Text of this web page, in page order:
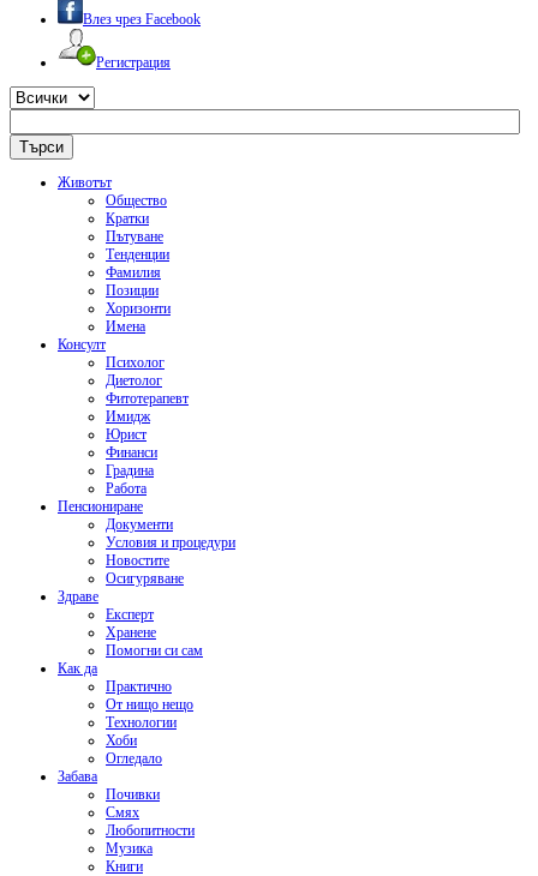
Влез чрез Facebook
Регистрация
Животът
Общество
Кратки
Пътуване
Тенденции
Фамилия
Позиции
Хоризонти
Имена
Консулт
Психолог
Диетолог
Фитотерапевт
Имидж
Юрист
Финанси
Градина
Работа
Пенсиониране
Документи
Условия и процедури
Новостите
Осигуряване
Здраве
Експерт
Хранене
Помогни си сам
Как да
Практично
От нищо нещо
Технологии
Хоби
Огледало
Забава
Почивки
Смях
Любопитности
Музика
Книги